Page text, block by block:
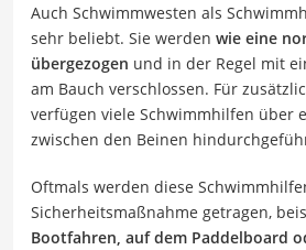
Auch Schwimmwesten als
sehr beliebt. Sie werden wie eine
übergezogen und in der Regel mit
am Bauch verschlossen. Für
verfügen viele Schwimmhilfen über
zwischen den Beinen
Oftmals werden diese
Sicherheitsmaßnahme getragen,
Bootfahren, auf dem Paddelboard